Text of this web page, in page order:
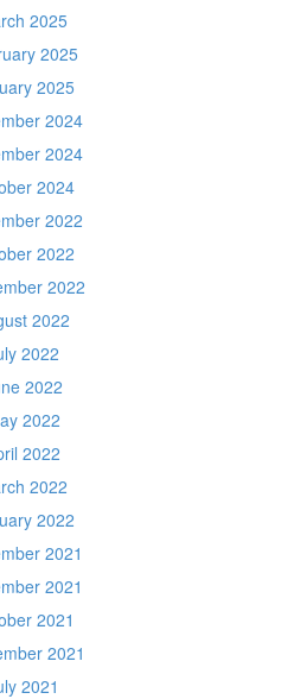
2025
2025
2025
2024
2024
2024
2022
2022
2022
2022
2022
2022
2022
2022
2022
2022
2021
2021
2021
2021
2021